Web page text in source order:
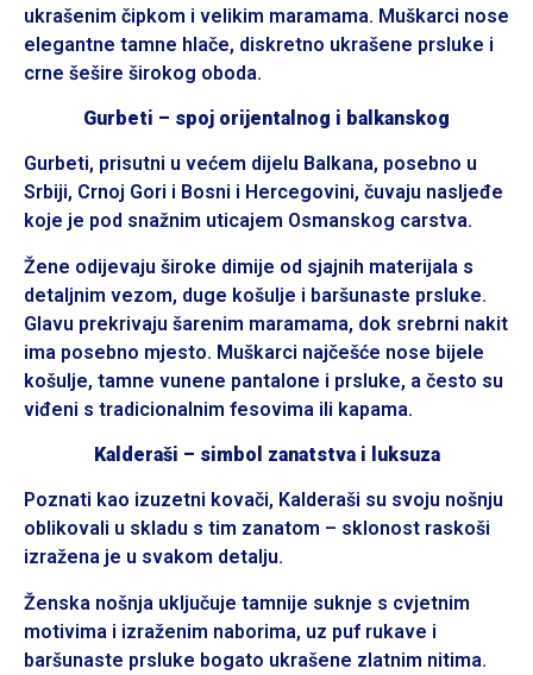
ukrašenim čipkom i velikim maramama. Muškarci nose
elegantne tamne hlače, diskretno ukrašene prsluke i
crne šešire širokog oboda.
Gurbeti – spoj orijentalnog i balkanskog
Gurbeti, prisutni u većem dijelu Balkana, posebno u
Srbiji, Crnoj Gori i Bosni i Hercegovini, čuvaju nasljeđe
koje je pod snažnim uticajem Osmanskog carstva.
Žene odijevaju široke dimije od sjajnih materijala s
detaljnim vezom, duge košulje i baršunaste prsluke.
Glavu prekrivaju šarenim maramama, dok srebrni nakit
ima posebno mjesto. Muškarci najčešće nose bijele
košulje, tamne vunene pantalone i prsluke, a često su
viđeni s tradicionalnim fesovima ili kapama.
Kalderaši – simbol zanatstva i luksuza
Poznati kao izuzetni kovači, Kalderaši su svoju nošnju
oblikovali u skladu s tim zanatom – sklonost raskoši
izražena je u svakom detalju.
Ženska nošnja uključuje tamnije suknje s cvjetnim
motivima i izraženim naborima, uz puf rukave i
baršunaste prsluke bogato ukrašene zlatnim nitima.